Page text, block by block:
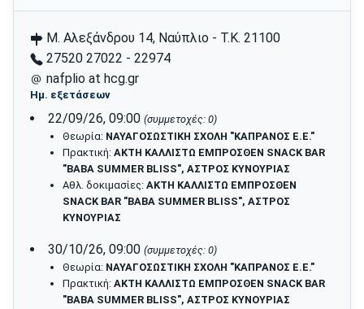
Μ. Αλεξάνδρου 14, Ναύπλιο - Τ.Κ. 21100
27520 27022 - 22974
nafplio at hcg.gr
Ημ. εξετάσεων
22/09/26, 09:00 (συμμετοχές: 0)
Θεωρία: ΝΑΥΑΓΟΣΩΣΤΙΚΗ ΣΧΟΛΗ "ΚΑΠΡΑΝΟΣ Ε.Ε."
Πρακτική: ΑΚΤΗ ΚΑΛΛΙΣΤΩ ΕΜΠΡΟΣΘΕΝ SNACK BAR
"BABA SUMMER BLISS", ΑΣΤΡΟΣ ΚΥΝΟΥΡΙΑΣ
Αθλ. δοκιμασίες: ΑΚΤΗ ΚΑΛΛΙΣΤΩ ΕΜΠΡΟΣΘΕΝ
SNACK BAR "BABA SUMMER BLISS", ΑΣΤΡΟΣ
ΚΥΝΟΥΡΙΑΣ
30/10/26, 09:00 (συμμετοχές: 0)
Θεωρία: ΝΑΥΑΓΟΣΩΣΤΙΚΗ ΣΧΟΛΗ "ΚΑΠΡΑΝΟΣ Ε.Ε."
Πρακτική: ΑΚΤΗ ΚΑΛΛΙΣΤΩ ΕΜΠΡΟΣΘΕΝ SNACK BAR
"BABA SUMMER BLISS", ΑΣΤΡΟΣ ΚΥΝΟΥΡΙΑΣ